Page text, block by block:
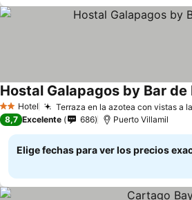
2 Estrellas
Hotel Terraza en la azotea con vistas a
Hostal Galapagos by Bar de
8,7 Excelente 686 Puerto Villamil
Elige fechas para ver los precios